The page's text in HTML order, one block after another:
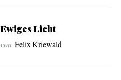
Ewiges Licht
von Felix Kriewald